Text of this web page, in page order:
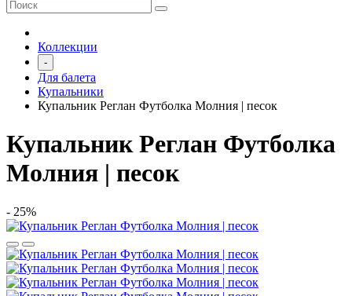
Коллекции
-
Для балета
Купальники
Купальник Реглан Футболка Молния | песок
Купальник Реглан Футболка
Молния | песок
- 25%